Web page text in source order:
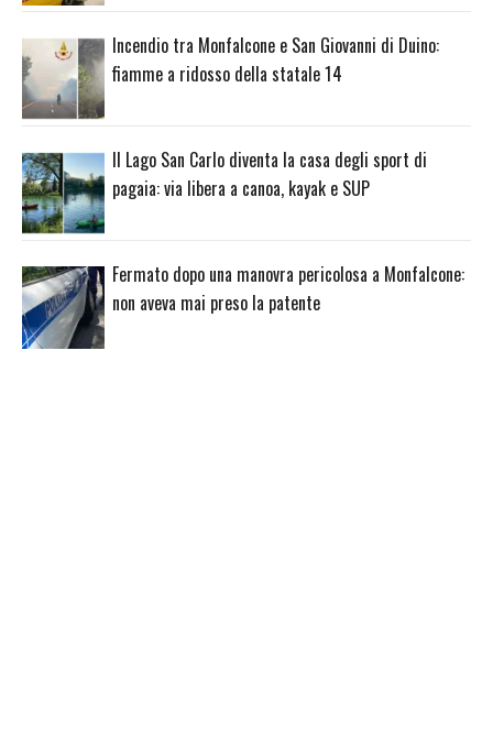
Incendio tra Monfalcone e San Giovanni di Duino:
fiamme a ridosso della statale 14
Il Lago San Carlo diventa la casa degli sport di
pagaia: via libera a canoa, kayak e SUP
Fermato dopo una manovra pericolosa a Monfalcone:
non aveva mai preso la patente